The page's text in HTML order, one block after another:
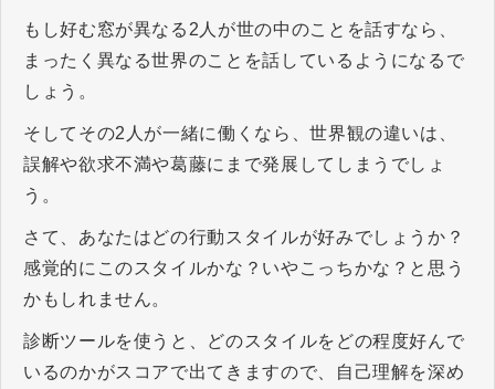
もし好む窓が異なる2人が世の中のことを話すなら、
まったく異なる世界のことを話しているようになるで
しょう。
そしてその2人が一緒に働くなら、世界観の違いは、
誤解や欲求不満や葛藤にまで発展してしまうでしょ
う。
さて、あなたはどの行動スタイルが好みでしょうか？
感覚的にこのスタイルかな？いやこっちかな？と思う
かもしれません。
診断ツールを使うと、どのスタイルをどの程度好んで
いるのかがスコアで出てきますので、自己理解を深め